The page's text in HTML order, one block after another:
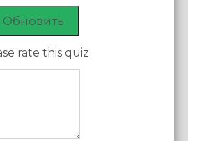
Обновить
rate this quiz